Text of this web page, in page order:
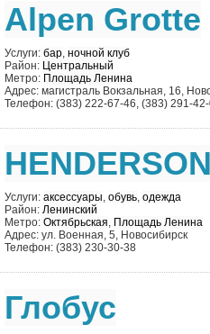
Alpen Grotte
Услуги: бар, ночной клуб
Район: Центральный
Метро: Площадь Ленина
Адрес: магистраль Вокзальная, 16,
Телефон: (383) 222-67-46, (383) 291-
HENDERSON
Услуги: аксессуары, обувь, одежда
Район: Ленинский
Метро: Октябрьская, Площадь Ленина
Адрес: ул. Военная, 5, Новосибирск
Телефон: (383) 230-30-38
Глобус